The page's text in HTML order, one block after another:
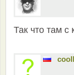
Так что там